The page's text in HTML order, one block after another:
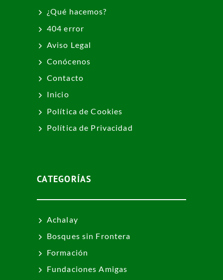
¿Qué hacemos?
404 error
Aviso Legal
Conócenos
Contacto
Inicio
Política de Cookies
Política de Privacidad
CATEGORÍAS
Achalay
Bosques sin Frontera
Formación
Fundaciones Amigas